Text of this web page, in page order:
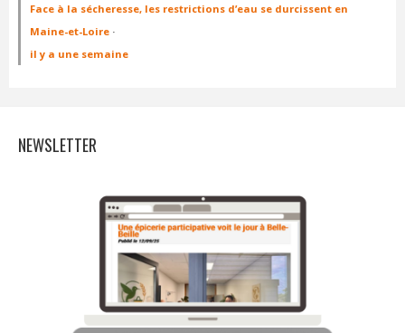
Face à la sécheresse, les restrictions d’eau se durcissent en
Maine-et-Loire ·
il y a une semaine
NEWSLETTER